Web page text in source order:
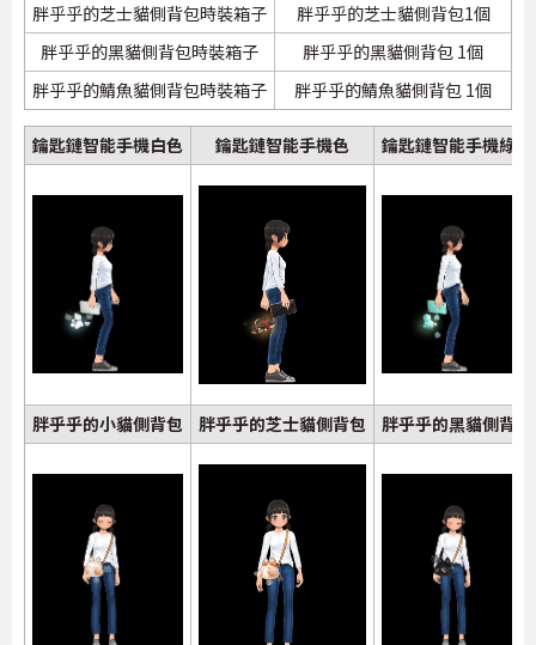
胖乎乎的芝士貓側背包時裝箱子
胖乎乎的芝士貓側背包1個
胖乎乎的黑貓側背包時裝箱子
胖乎乎的黑貓側背包 1個
胖乎乎的鯖魚貓側背包時裝箱子
胖乎乎的鯖魚貓側背包 1個
鑰匙鏈智能手機白色 鑰匙鏈智能手機色 鑰匙鏈智能手機綠色
胖乎乎的小貓側背包 胖乎乎的芝士貓側背包 胖乎乎的黑貓側背包